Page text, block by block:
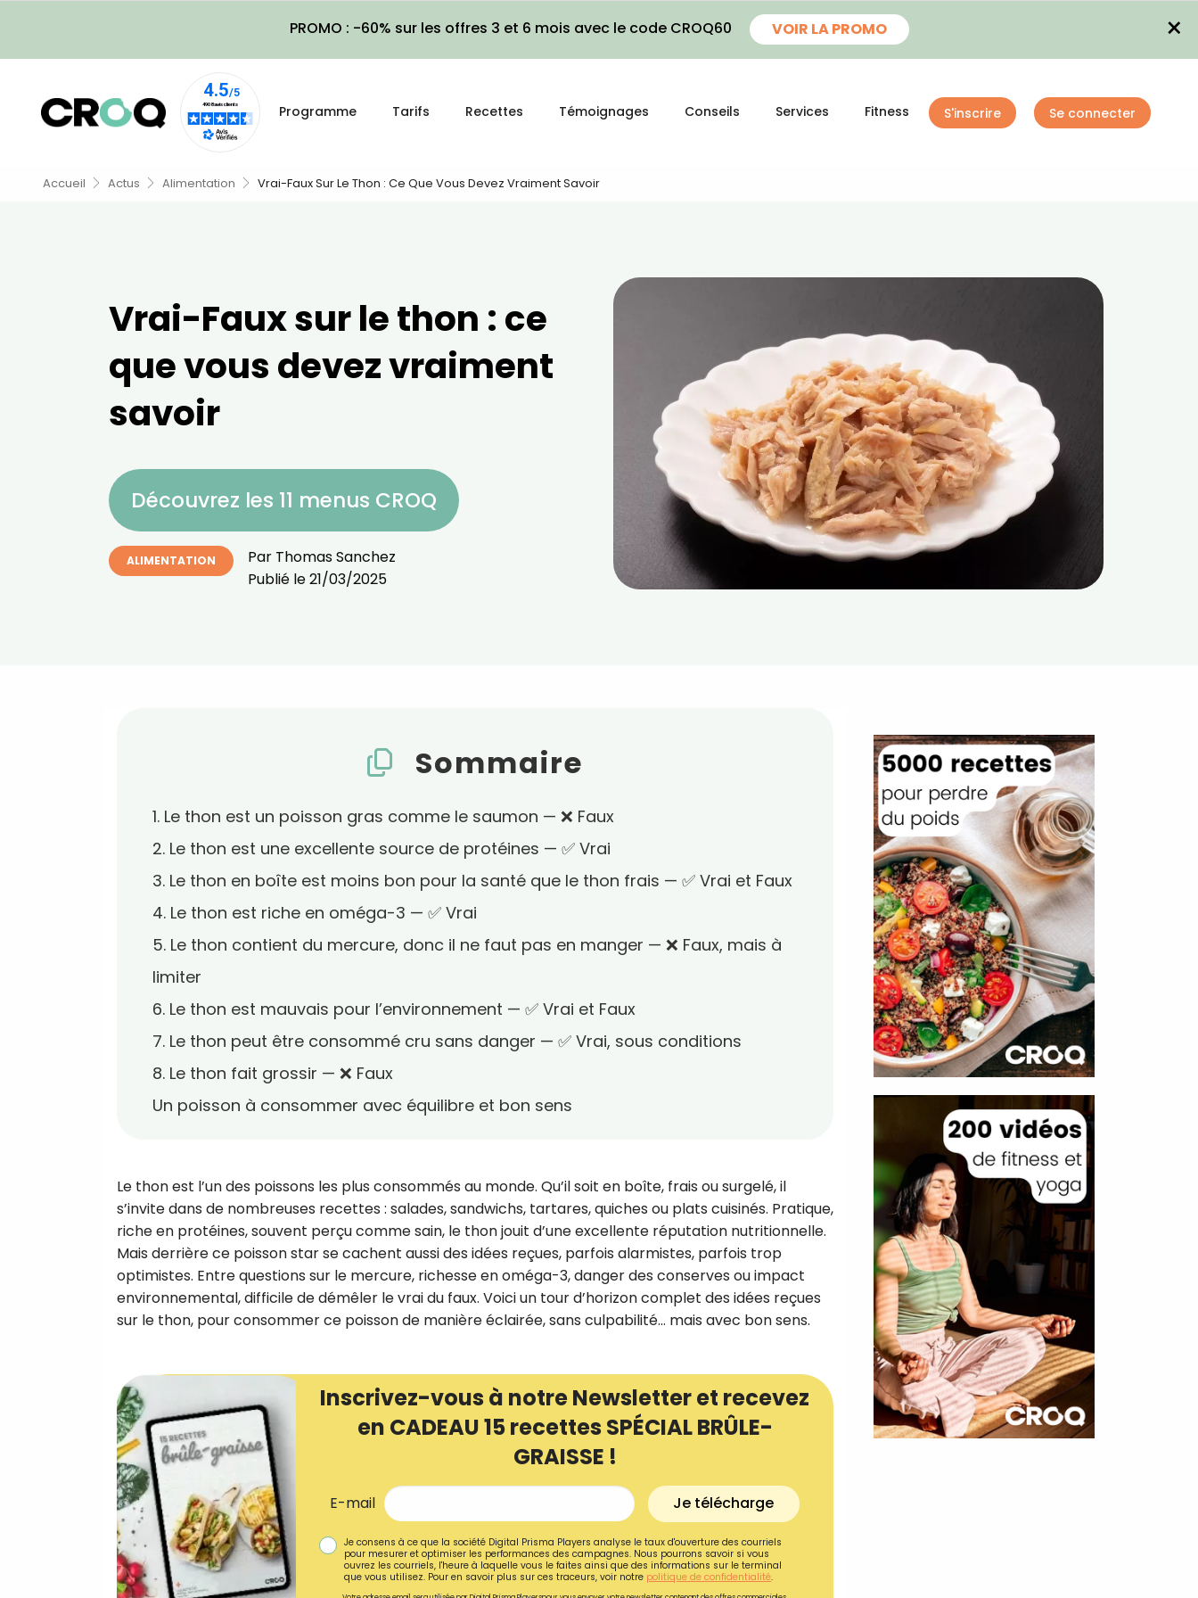
PROMO : -60% sur les offres 3 et 6 mois avec le code CROQ60 VOIR LA PROMO ×
Programme Tarifs Recettes Témoignages Conseils Services Fitness S'inscrire Se connecter
Accueil Actus Alimentation Vrai-Faux Sur Le Thon : Ce Que Vous Devez Vraiment Savoir
Vrai-Faux sur le thon : ce
que vous devez vraiment
savoir
Découvrez les 11 menus CROQ
ALIMENTATION Par Thomas Sanchez
Publié le21/03/2025
Sommaire
1. Le thon est un poisson gras comme le saumon — ❌ Faux
2. Le thon est une excellente source de protéines — ✅ Vrai
3. Le thon en boîte est moins bon pour la santé que le thon frais — ✅ Vrai et Faux
4. Le thon est riche en oméga-3 — ✅ Vrai
5. Le thon contient du mercure, donc il ne faut pas en manger — ❌ Faux, mais à
limiter
6. Le thon est mauvais pour l’environnement — ✅ Vrai et Faux
7. Le thon peut être consommé cru sans danger — ✅ Vrai, sous conditions
8. Le thon fait grossir — ❌ Faux
Un poisson à consommer avec équilibre et bon sens
Le thon est l’un des poissons les plus consommés au monde. Qu’il soit en boîte, frais ou surgelé, il
s’invite dans de nombreuses recettes : salades, sandwichs, tartares, quiches ou plats cuisinés. Pratique,
riche en protéines, souvent perçu comme sain, le thon jouit d’une excellente réputation nutritionnelle.
Mais derrière ce poisson star se cachent aussi des idées reçues, parfois alarmistes, parfois trop
optimistes. Entre questions sur le mercure, richesse en oméga-3, danger des conserves ou impact
environnemental, difficile de démêler le vrai du faux. Voici un tour d’horizon complet des idées reçues
sur le thon, pour consommer ce poisson de manière éclairée, sans culpabilité… mais avec bon sens.
Inscrivez-vous à notre Newsletter et recevez
en CADEAU 15 recettes SPÉCIAL BRÛLE-
GRAISSE !
E-mail Je télécharge
Je consens à ce que la société Digital Prisma Players analyse le taux d'ouverture des courriels
pour mesurer et optimiser les performances des campagnes. Nous pourrons savoir si vous
ouvrez les courriels, l'heure à laquelle vous le faites ainsi que des informations sur le terminal
que vous utilisez. Pour en savoir plus sur ces traceurs, voir notre politique de confidentialité.
Recevez gratuitement 180
recettes inédites de CROQ
!
Ainsi que la newsletter promotionnelle de